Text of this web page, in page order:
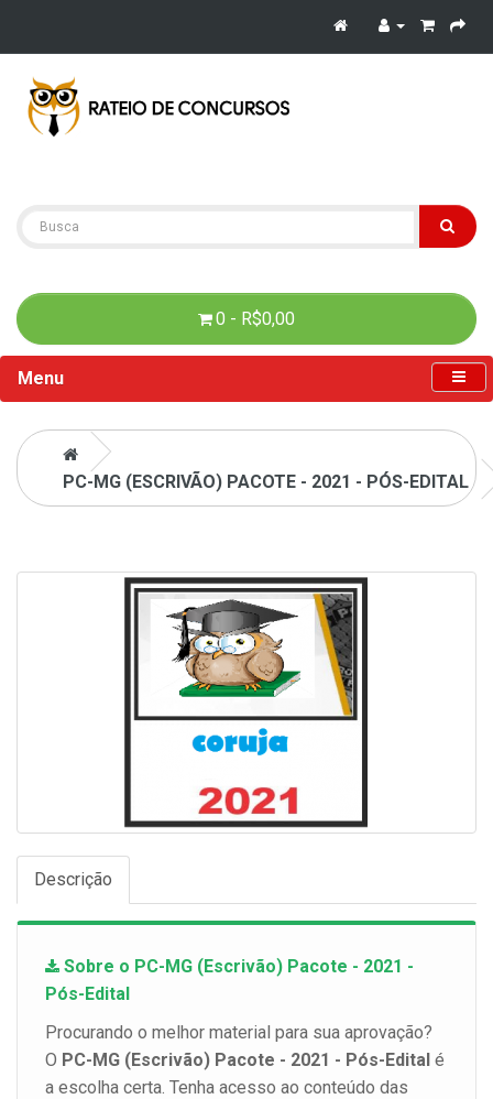
0 - R$0,00
Menu
PC-MG (ESCRIVÃO) PACOTE - 2021 - PÓS-EDITAL
Descrição
Sobre o PC-MG (Escrivão) Pacote - 2021 -
Pós-Edital
Procurando o melhor material para sua aprovação?
O PC-MG (Escrivão) Pacote - 2021 - Pós-Edital é
a escolha certa. Tenha acesso ao conteúdo das